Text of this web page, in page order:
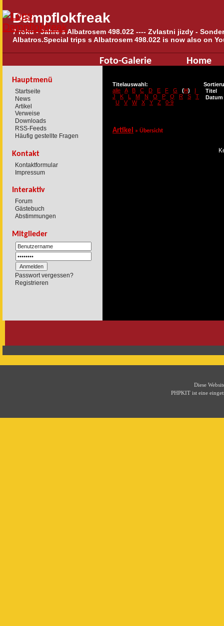
Dampflokfreak
7 roku - Jahre s Albatrosem 498.022 ---- Zvlastni jizdy -
Albatros.Special trips s Albatrosem 498.022 is now also on
Foto-Galerie Home
Hauptmenü
Startseite
News
Artikel
Verweise
Downloads
RSS-Feeds
Häufig gestellte Fragen
Kontakt
Kontaktformular
Impressum
Interaktiv
Forum
Gästebuch
Abstimmungen
Mitglieder
Passwort vergessen?
Registrieren
Titelauswahl:
alle
A B C D E F G (H)
I
J
K L M N O P Q R S
T
U
V W X Y Z 0-9
Titel
Datum
Artikel » Übersicht
Diese
PHPKIT ist eine